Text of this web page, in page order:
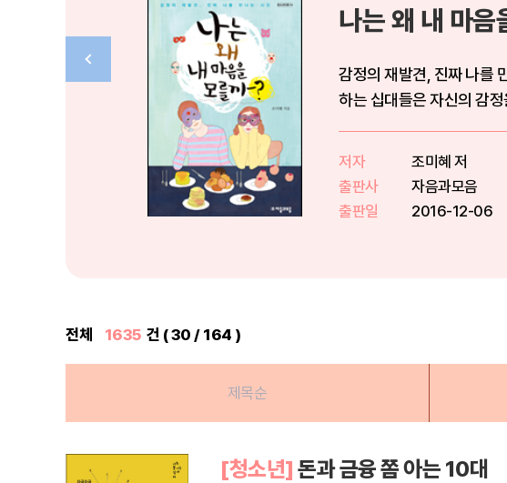
나는 왜 내 마음
감정의 재발견, 진짜 나를
하는 십대들은 자신의 감
저자
조미혜 저
출판사
자음과모음
출판일
2016-12-06
전체 1635 건 ( 30 / 164 )
제목순
[청소년] 돈과 금융 쫌 아는 10대